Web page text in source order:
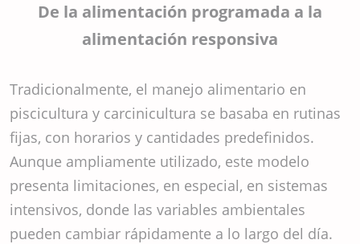
De la alimentación programada a la
alimentación responsiva
Tradicionalmente, el manejo alimentario en
piscicultura y carcinicultura se basaba en rutinas
fijas, con horarios y cantidades predefinidos.
Aunque ampliamente utilizado, este modelo
presenta limitaciones, en especial, en sistemas
intensivos, donde las variables ambientales
pueden cambiar rápidamente a lo largo del día.